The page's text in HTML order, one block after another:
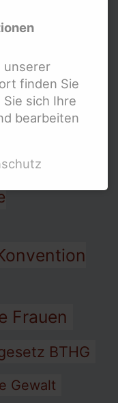
AGG
Frauen
BTHG
Gewalt
unserer
finden Sie
sich Ihre
bearbeiten